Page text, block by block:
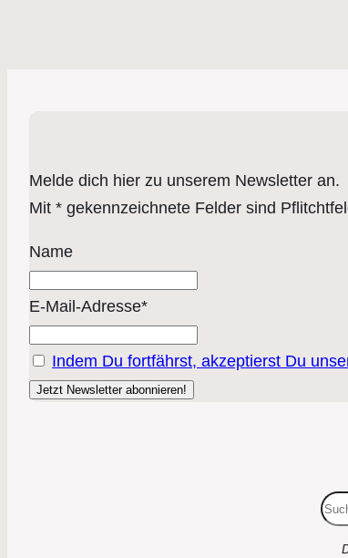
Melde dich hier zu unserem Newsletter an.
Mit * gekennzeichnete Felder sind
Name
E-Mail-Adresse*
Indem Du fortfährst, akzeptierst Du